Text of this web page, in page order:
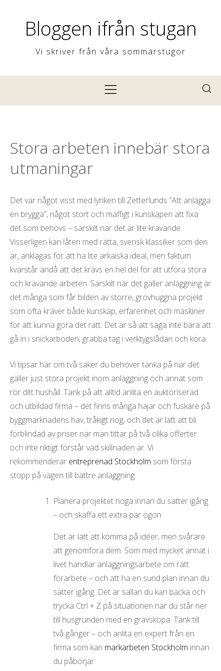
t
l
Bloggen ifrån stugan
Vi skriver från våra sommarstugor
r
y
Stora arbeten innebär stora
utmaningar
Det var något visst med lyriken till Zetterlunds ”Att anlägga
en brygga”, något stort och maffigt i kunskapen att fixa
det som behövs – särskilt när det är lite krävande.
Visserligen kan låten med rätta, svensk klassiker som den
är, anklagas för att ha lite arkaiska ideal, men faktum
kvarstår ändå att det krävs en hel del för att utföra stora
och krävande arbeten. Särskilt när det gäller anläggning är
det många som får bilden av större, grovhuggna projekt
som ofta kräver både kunskap, erfarenhet och maskiner
för att kunna göra det rätt. Det är så att säga inte bara att
gå in i snickarboden, grabba tag i verktygslådan och köra.
Vi tipsar här om två saker du behöver tänka på när det
gäller just stora projekt inom anläggning och annat som
rör ditt hushåll. Tänk på att alltid anlita en auktoriserad
och utbildad firma – det finns många hajar och fuskare på
byggmarknadens hav, tråkigt nog, och det är lätt att bli
förblindad av priser när man tittar på två olika offerter
och inte riktigt förstår vad skillnaden är. Vi
rekommenderar entreprenad Stockholm som första
stopp på vägen till bättre anläggning.
Planera projektet noga innan du sätter igång
– och skaffa ett extra par ögon
Det är lätt att komma på idéer, men svårare
att genomföra dem. Som med mycket annat i
livet handlar anläggningsarbete om rätt
förarbete – och att ha en sund plan innan du
sätter igång. Det är sällan du kan backa och
trycka Ctrl + Z på situationen när du står ner
till husgrunden med en grävskopa. Tänk till
två gånger – och anlita en expert från en
firma som kan markarbeten Stockholm innan
du påbörjar.